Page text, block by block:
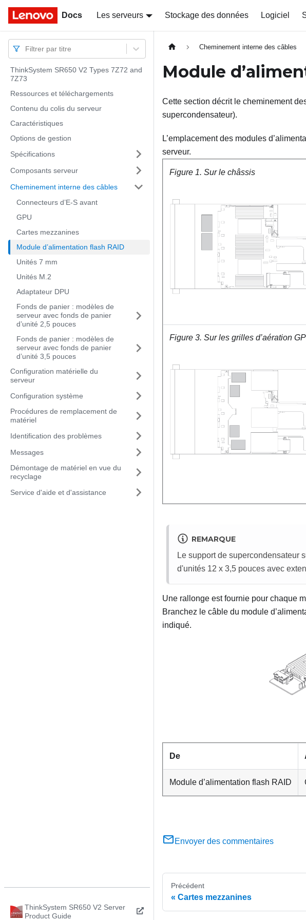
Docs Les serveurs Stockage des données Logiciel
Docs
Filtrer par titre
ThinkSystem SR650 V2 Types 7Z72 and
7Z73
Ressources et téléchargements
Contenu du colis du serveur
Caractéristiques
Options de gestion
Spécifications
Composants serveur
Cheminement interne des câbles
Connecteurs d’E-S avant
GPU
Cartes mezzanines
Module d’alimentation flash RAID
Unités 7 mm
Unités M.2
Adaptateur DPU
Fonds de panier : modèles de
serveur avec fonds de panier
d’unité 2,5 pouces
Fonds de panier : modèles de
serveur avec fonds de panier
d’unité 3,5 pouces
Configuration matérielle du
serveur
Configuration système
Procédures de remplacement de
matériel
Identification des problèmes
Messages
Démontage de matériel en vue du
recyclage
Service d'aide et d'assistance
ThinkSystem SR650 V2 Server
Product Guide
Cheminement interne des câbles
Module
Cette section décrit le cheminement
supercondensateur).
L’emplacement des modules
serveur.
Figure 1. Sur le châssis
Figure 3. Sur les grilles d’aération
REMARQUE
Le support de supercondensateur
d'unités 12 x 3,5 pouces avec
Une rallonge est fournie pour chaque
Branchez le câble du module
indiqué.
De
Module d’alimentation flash RAID
Envoyer des commentaires
Précédent
Cartes mezzanines